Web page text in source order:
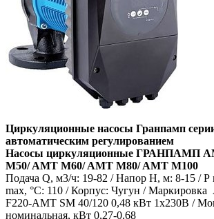
Циркуляционные насосы Гранпамп
автоматическим регулированием
Насосы циркуляционные ГРАНПАМП
M50/ AMT M60/ AMT M80/ AMT M100
Подача Q, м3/ч: 19-82 / Напор H, м: 8-15 / Р
max, °С: 110 / Корпус: Чугун /
F220-AMT SM 40/120 0,48 кВт 1х230В /
номинальная, кВт 0,27-0,68